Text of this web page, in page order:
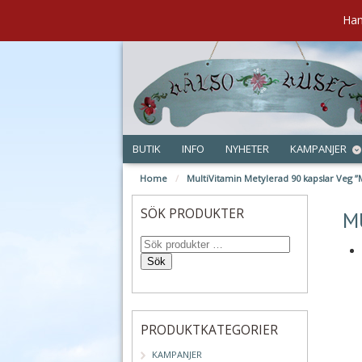
BUTIK INFO NYHETER KAMPANJER
Home / MultiVitamin Metylerad 90 kapslar Veg
SÖK PRODUKTER
Sök
PRODUKTKATEGORIER
KAMPANJER